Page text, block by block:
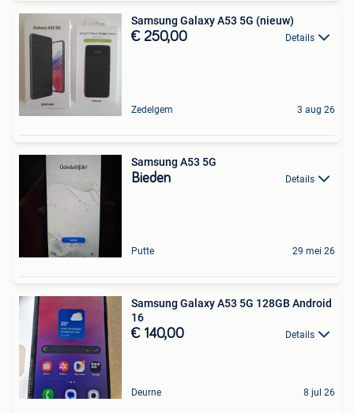
Samsung Galaxy A53 5G (nieuw)
€ 250,00 Details
Zedelgem 3 aug 26
Samsung A53 5G
Bieden Details
Putte 29 mei 26
Samsung Galaxy A53 5G 128GB Android
16
€ 140,00 Details
Deurne 8 jul 26